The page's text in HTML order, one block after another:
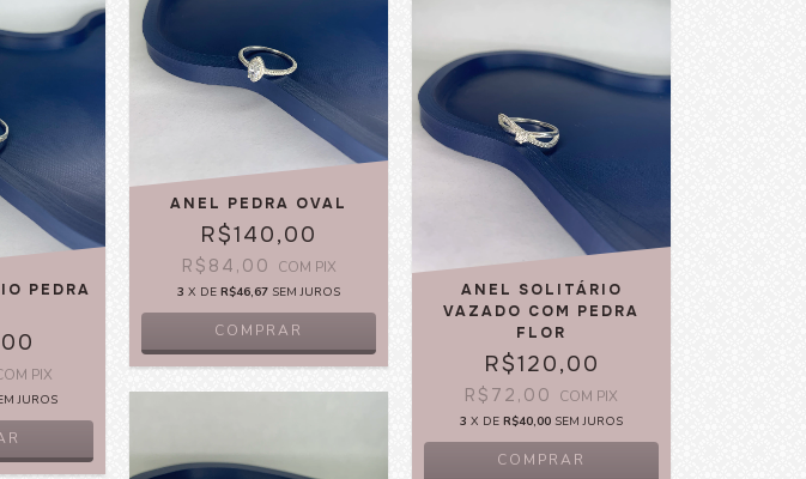
PEDRA
PIX
JUROS
ANEL PEDRA OVAL
R$140,00
R$84,00 COM PIX
3 X DER$46,67 SEM JUROS
COMPRAR
ANEL SOLITÁRIO
VAZADO COM PEDRA
FLOR
R$120,00
R$72,00 COM PIX
3 X DER$40,00 SEM JUROS
COMPRAR